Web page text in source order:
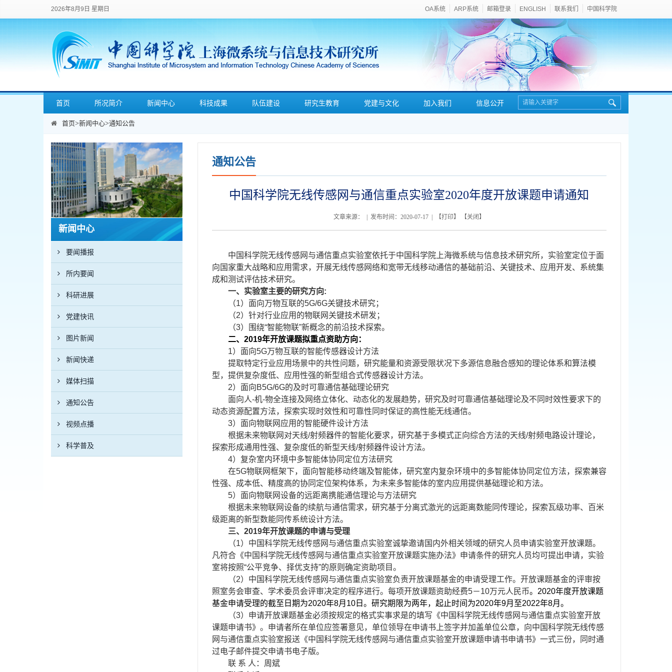
2026年8月9日 星期日 OA系统 ARP系统 邮箱登录 ENGLISH 联系我们 中国科学院
首页 所况简介 新闻中心 科技成果 队伍建设 研究生教育 党建与文化 加入我们 信息公开
首页>新闻中心>通知公告
新闻中心
要闻播报
所内要闻
科研进展
党建快讯
图片新闻
新闻快递
媒体扫描
通知公告
视频点播
科学普及
通知公告
中国科学院无线传感网与通信重点实验室2020年度开放课题申请通知
文章来源： | 发布时间：2020-07-17 | 【打印】 【关闭 】
中国科学院无线传感网与通信重点实验室依托于中国科学院上海微系统与信息技术研究所，实验室定位于面
向国家重大战略和应用需求，开展无线传感网络和宽带无线移动通信的基础前沿、关键技术、应用开发、系统集
成和测试评估技术研究。
一、实验室主要的研究方向:
（1）面向万物互联的5G/6G关键技术研究；
（2）针对行业应用的物联网关键技术研发；
（3）围绕“智能物联”新概念的前沿技术探索。
二、 2019年开放课题拟重点资助方向：
1）面向5G万物互联的智能传感器设计方法
提取特定行业应用场景中的共性问题，研究能量和资源受限状况下多源信息融合感知的理论体系和算法模
型，提供复杂度低、应用性强的新型组合式传感器设计方法。
2）面向B5G/6G的及时可靠通信基础理论研究
面向人-机-物全连接及网络立体化、动态化的发展趋势，研究及时可靠通信基础理论及不同时效性要求下的
动态资源配置方法，探索实现时效性和可靠性同时保证的高性能无线通信。
3）面向物联网应用的智能硬件设计方法
根据未来物联网对天线/射频器件的智能化要求，研究基于多模式正向综合方法的天线/射频电路设计理论，
探索形成通用性强、复杂度低的新型天线/射频器件设计方法。
4）复杂室内环境中多智能体协同定位方法研究
在5G物联网框架下，面向智能移动终端及智能体，研究室内复杂环境中的多智能体协同定位方法，探索兼容
性强、成本低、精度高的协同定位架构体系，为未来多智能体的室内应用提供基础理论和方法。
5）面向物联网设备的远距离携能通信理论与方法研究
根据未来物联网设备的续航与通信需求，研究基于分离式激光的远距离数能同传理论，探索瓦级功率、百米
级距离的新型数能同传系统设计方法。
三、 2019年开放课题的申请与受理
（1）中国科学院无线传感网与通信重点实验室诚挚邀请国内外相关领域的研究人员申请实验室开放课题。
凡符合《中国科学院无线传感网与通信重点实验室开放课题实施办法》申请条件的研究人员均可提出申请，实验
室将按照“公平竞争、择优支持”的原则确定资助项目。
（2）中国科学院无线传感网与通信重点实验室负责开放课题基金的申请受理工作。开放课题基金的评审按
照室务会审查、学术委员会评审决定的程序进行。每项开放课题资助经费5－10万元人民币。 2020年度开放课题
基金申请受理的截至日期为2020年8月 10日。研究期限为两年，起止时间为2020年9月至2022年8月。
（3）申请开放课题基金必须按规定的格式实事求是的填写《中国科学院无线传感网与通信重点实验室开放
课题申请书》。申请者所在单位应签署意见，单位领导在申请书上签字并加盖单位公章，向中国科学院无线传感
网与通信重点实验室报送《中国科学院无线传感网与通信重点实验室开放课题申请书申请书》一式三份，同时通
过电子邮件提交申请书电子版。
联 系 人：周斌